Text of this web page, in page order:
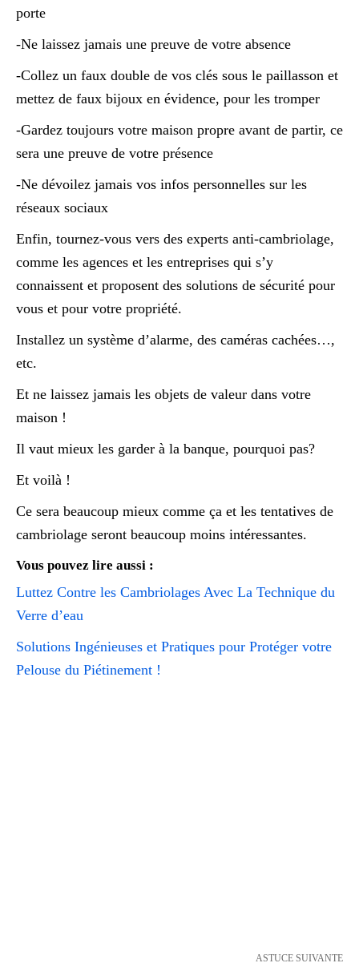
porte
-Ne laissez jamais une preuve de votre absence
-Collez un faux double de vos clés sous le paillasson et
mettez de faux bijoux en évidence, pour les tromper
-Gardez toujours votre maison propre avant de partir, ce
sera une preuve de votre présence
-Ne dévoilez jamais vos infos personnelles sur les
réseaux sociaux
Enfin, tournez-vous vers des experts anti-cambriolage,
comme les agences et les entreprises qui s’y
connaissent et proposent des solutions de sécurité pour
vous et pour votre propriété.
Installez un système d’alarme, des caméras cachées…,
etc.
Et ne laissez jamais les objets de valeur dans votre
maison !
Il vaut mieux les garder à la banque, pourquoi pas?
Et voilà !
Ce sera beaucoup mieux comme ça et les tentatives de
cambriolage seront beaucoup moins intéressantes.
Vous pouvez lire aussi :
Luttez Contre les Cambriolages Avec La Technique du
Verre d’eau
Solutions Ingénieuses et Pratiques pour Protéger votre
Pelouse du Piétinement !
ASTUCE SUIVANTE